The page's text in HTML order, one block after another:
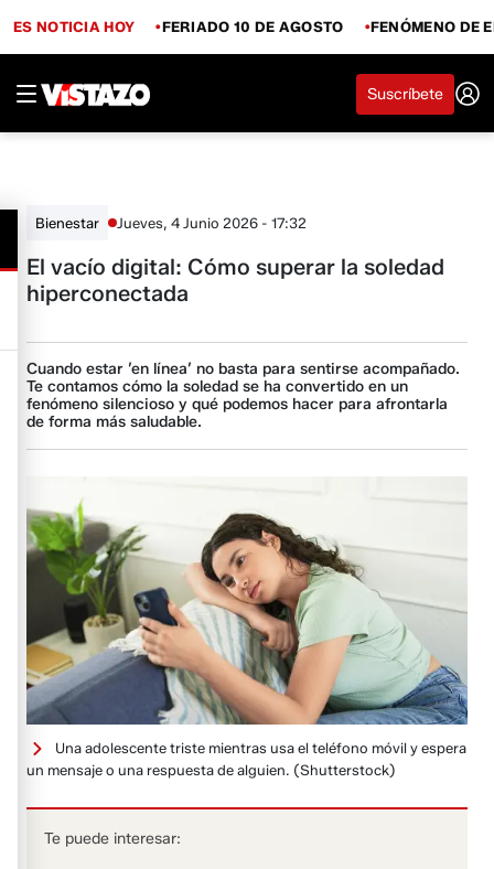
ES NOTICIA HOY FERIADO 10 DE AGOSTO FENÓMENO DE
Suscríbete
Bienestar Jueves, 4 Junio 2026 - 17:32
El vacío digital: Cómo superar la soledad
hiperconectada
Cuando estar ’en línea’ no basta para sentirse acompañado.
Te contamos cómo la soledad se ha convertido en un
fenómeno silencioso y qué podemos hacer para afrontarla
de forma más saludable.
Una adolescente triste mientras usa el teléfono móvil y espera
un mensaje o una respuesta de alguien. (Shutterstock)
Te puede interesar: